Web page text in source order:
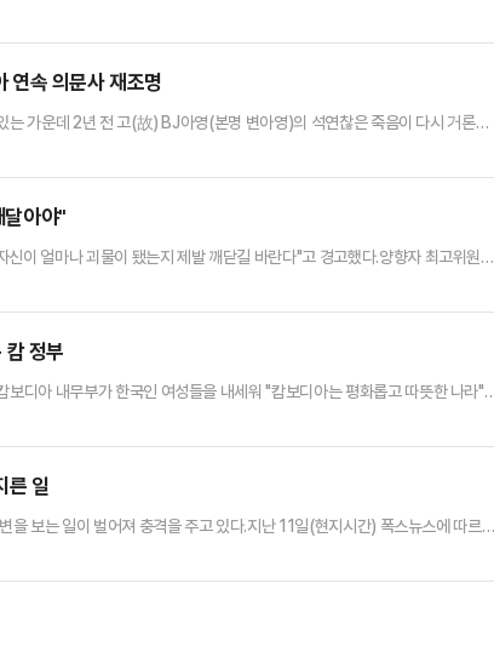
발견됐다고 밝혔다.경찰은 갈리치의 시신 옆에서 그의 이름으로 등록된 총기가
연속 의문사 재조명
는 가운데 2년 전 고(故) BJ아영(본명 변아영)의 석연찮은 죽음이 다시 거론되
등의 혐의로 중국인 부부를 체포했다. 이들은 변씨가 자신들이 운영하는 병원
아야"
이 얼마나 괴물이 됐는지 제발 깨닫길 바란다"고 경고했다.양향자 최고위원은
권력분립과 다양성 존중이다. 균형 원칙과 공존 지혜가 민주주의를 지탱한
정부
디아 내무부가 한국인 여성들을 내세워 "캄보디아는 평화롭고 따뜻한 나라"
함께 한 여성이 등장하는 영상을 게시했다.이 여성은 한국말로 "캄보디아 프놈
른 일
을 보는 일이 벌어져 충격을 주고 있다.지난 11일(현지시간) 폭스뉴스에 따르
장치를 넘어 제단에 올라간 뒤 이 같은 일을 저지른 것으로 파악됐다. 그는 얼